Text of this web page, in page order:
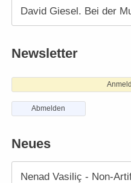
David Giesel. Bei der
Newsletter
Abmelden
Neues
Nenad Vasiliç - Non-